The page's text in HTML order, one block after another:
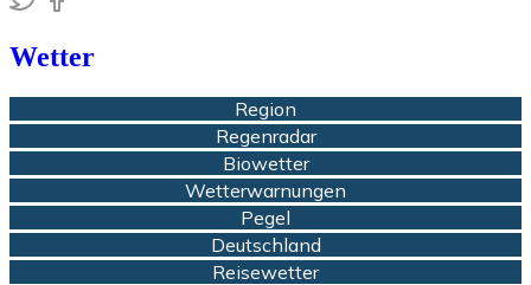
Wetter
Region
Regenradar
Biowetter
Wetterwarnungen
Pegel
Deutschland
Reisewetter